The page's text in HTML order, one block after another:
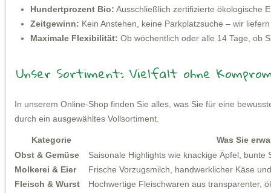
Hundertprozent Bio: Ausschließlich zertifizierte ökologische
Zeitgewinn: Kein Anstehen, keine Parkplatzsuche – wir
Maximale Flexibilität: Ob wöchentlich oder alle 14 Tage, ob
Unser Sortiment: Vielfalt ohne
In unserem Online-Shop finden Sie alles, was Sie für eine
durch ein ausgewähltes Vollsortiment.
Kategorie
Was Sie
Obst & Gemüse
Saisonale Highlights wie knackige Äpfel, bunte
Molkerei & Eier
Frische Vorzugsmilch, handwerklicher Käse
Fleisch & Wurst
Hochwertige Fleischwaren aus transparenter,